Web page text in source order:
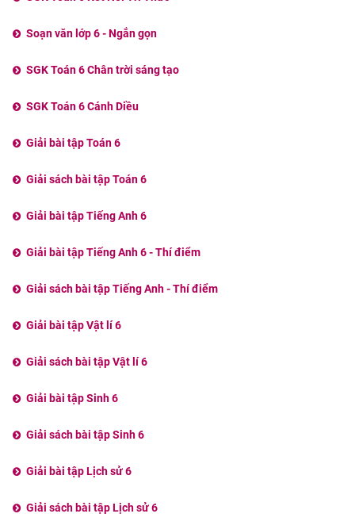
Soạn văn lớp 6 - Ngắn gọn
SGK Toán 6 Chân trời sáng tạo
SGK Toán 6 Cánh Diều
Giải bài tập Toán 6
Giải sách bài tập Toán 6
Giải bài tập Tiếng Anh 6
Giải bài tập Tiếng Anh 6 - Thí điểm
Giải sách bài tập Tiếng Anh - Thí điểm
Giải bài tập Vật lí 6
Giải sách bài tập Vật lí 6
Giải bài tập Sinh 6
Giải sách bài tập Sinh 6
Giải bài tập Lịch sử 6
Giải sách bài tập Lịch sử 6